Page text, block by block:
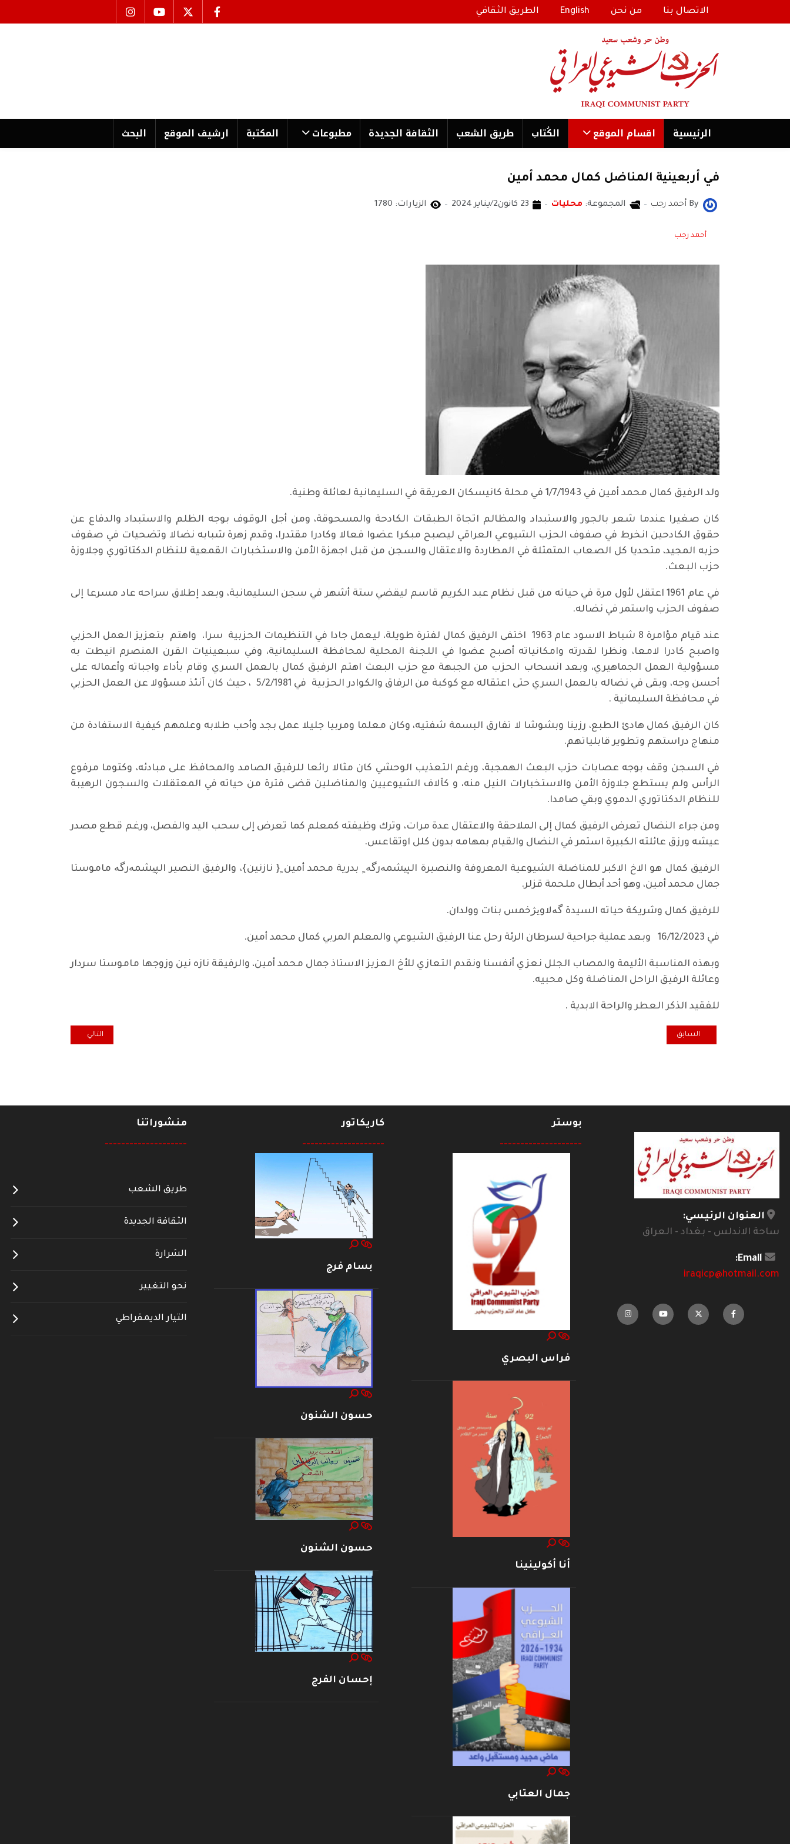
الاتصال بنا من نحن English الطريق الثقافي
الرئیسية اقسام الموقع الكُتاب طریق الشعب الثقافة الجدیدة مطبوعات المكتبة ارشیف الموقع البحث
في أربعينية المناضل كمال محمد أمين
By أحمد رجب المجموعة: محليات 23 كانون2/يناير 2024 الزيارات: 1780
أحمد رجب
ولد الرفيق كمال محمد أمين في 1/7/1943 في محلة كانيسكان العريقة في السليمانية لعائلة وطنية.
كان صغيرا عندما شعر بالجور والاستبداد والمظالم اتجاة الطبقات الكادحة والمسحوقة، ومن أجل الوقوف بوجه الظلم والاستبداد والدفاع عن
حقوق الكادحين انخرط في صفوف الحزب الشيوعي العراقي ليصبح مبكرا عضوا فعالا وكادرا مقتدرا، وقدم زهرة شبابه نضالا وتضحيات في صفوف
حزبه المجيد، متحديا كل الصعاب المتمثلة في المطاردة والاعتقال والسجن من قبل اجهزة الأمن والاستخبارات القمعية للنظام الدكتاتوري وجلاوزة
حزب البعث.
في عام 1961 اعتقل لأول مرة في حياته من قبل نظام عبد الكريم قاسم ليقضي ستة أشهر في سجن السليمانية، وبعد إطلاق سراحه عاد مسرعا إلى
صفوف الحزب واستمر في نضاله.
عند قيام مؤامرة 8 شباط الاسود عام 1963 اختفى الرفيق كمال لفترة طويلة، ليعمل جادا في التنظيمات الحزبية سرا، واهتم بتعزيز العمل الحزبي
واصبح كادرا لامعا، ونظرا لقدرته وامكانياته أصبح عضوا في اللجنة المحلية لمحافظة السليمانية، وفي سبعينيات القرن المنصرم انيطت به
مسؤولية العمل الجماهيري، وبعد انسحاب الحزب من الجبهة مع حزب البعث اهتم الرفيق كمال بالعمل السري وقام بأداء واجباته وأعماله على
أحسن وجه، وبقى في نضاله بالعمل السري حتى اعتقاله مع كوكبة من الرفاق والكوادر الحزبية في 5/2/1981 ، حيث كان آنئذ مسؤولا عن العمل الحزبي
في محافظة السليمانية .
كان الرفيق كمال هادئ الطبع، رزينا وبشوشا لا تفارق البسمة شفتيه، وكان معلما ومربيا جليلا عمل بجد وأحب طلابه وعلمهم كيفية الاستفادة من
منهاج دراستهم وتطوير قابلياتهم.
في السجن وقف بوجه عصابات حزب البعث الهمجية، ورغم التعذيب الوحشي كان مثالا رائعا للرفيق الصامد والمحافظ على مبادئه، وكتوما مرفوع
الرأس ولم يستطع جلاوزة الأمن والاستخبارات النيل منه، و كآلاف الشيوعيين والمناضلين قضى فترة من حياته في المعتقلات والسجون الرهيبة
للنظام الدكتاتوري الدموي وبقي صامدا.
ومن جراء النضال تعرض الرفيق كمال إلى الملاحقة والاعتقال عدة مرات، وترك وظيفته كمعلم كما تعرض إلى سحب اليد والفصل، ورغم قطع مصدر
عيشه ورزق عائلته الكبيرة استمر في النضال والقيام بمهامه بدون كلل اوتقاعس.
الرفيق كمال هو الاخ الاكبر للمناضلة الشيوعية المعروفة والنصيرة الپیشمەرگە ٍ بدرية محمد أمين ٍ{ نازنين}، والرفيق النصير الپیشمەرگە ماموستا
جمال محمد أمين، وهو أحد أبطال ملحمة قزلر.
للرفيق كمال وشريكة حياته السيدة گەلاویژخمس بنات وولدان.
في 16/12/2023 وبعد عملية جراحية لسرطان الرئة رحل عنا الرفيق الشيوعي والمعلم المربي كمال محمد أمين.
وبهذه المناسبة الأليمة والمصاب الجلل نعزي أنفسنا ونقدم التعازي للأخ العزيز الاستاذ جمال محمد أمين، والرفيقة نازه نين وزوجها ماموستا سردار
وعائلة الرفيق الراحل المناضلة وكل محبيه.
للفقيد الذكر العطر والراحة الابدية .
المقال السابق: الشيوعي العراقي والجبهة الشعبية يقيمان حفلا تأبينيا في فيينا للمناضل حسين هادي العطار
السابق المقال التالي: شكر وامتنان على
التالي
العنوان الرئيسي:
ساحة الاندلس - بغداد - العراق
Email:
iraqicp@hotmail.com
بوستر
--------------------
فراس البصري
أنا أكولينينا
جمال العتابي
كاريكاتور
--------------------
بسام فرج
حسون الشنون
حسون الشنون
إحسان الفرج
منشوراتنا
--------------------
طريق الشعب
الثقافة الجديدة
الشرارة
نحو التغيير
التيار الديمقراطي